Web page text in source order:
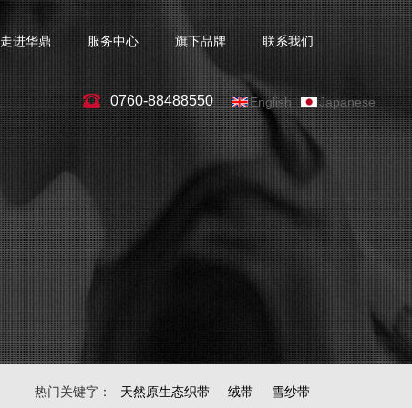
走进华鼎 服务中心 旗下品牌 联系我们
0760-88488550 English Japanese
热门关键字： 天然原生态织带 绒带 雪纱带